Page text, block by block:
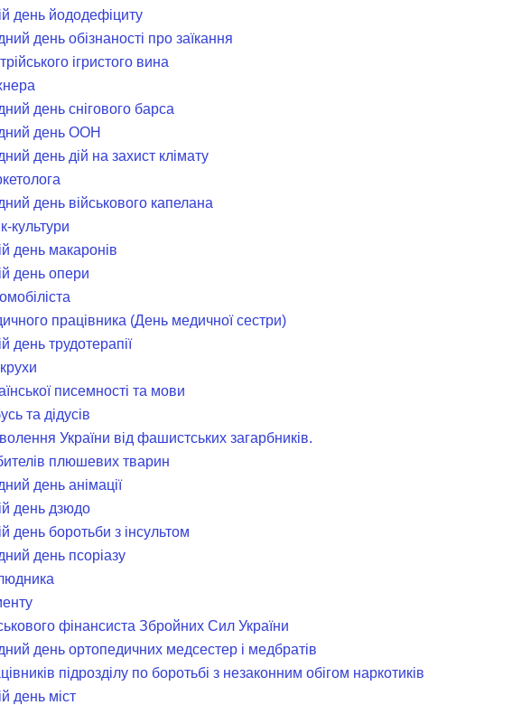
день йододефіциту
день обізнаності про заїкання
ігристого вина
день снігового барса
день ООН
день дій на захист клімату
день військового капелана
культури
день макаронів
день опери
працівника (День медичної сестри)
день трудотерапії
писемності та мови
та дідусів
України від фашистських загарбників.
плюшевих тварин
день анімації
день дзюдо
день боротьби з інсультом
день псоріазу
фінансиста Збройних Сил України
день ортопедичних медсестер і медбратів
підрозділу по боротьбі з незаконним обігом наркотиків
день міст